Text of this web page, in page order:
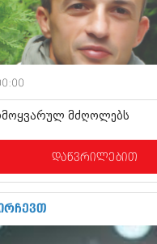
2013 (259)
2013 (304)
2013 (352)
2013 (204)
2012 (98)
2012 (350)
2012 (264)
2012 (268)
2012 (322)
2012 (240)
2012 (259)
მძღოლებს
დაწვრილებით